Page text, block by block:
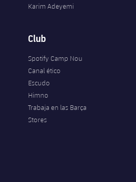
Karim Adeyemi
Club
Spotify Camp Nou
Canal ético
Escudo
Himno
Trabaja en las Barça
Stores